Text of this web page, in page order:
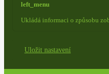
left_menu
Ukládá informaci o způsobu
Uložit nastavení